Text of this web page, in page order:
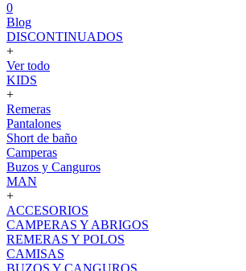
0
Blog
DISCONTINUADOS
+
Ver todo
KIDS
+
Remeras
Pantalones
Short de baño
Camperas
Buzos y Canguros
MAN
+
ACCESORIOS
CAMPERAS Y ABRIGOS
REMERAS Y POLOS
CAMISAS
BUZOS Y CANGUROS